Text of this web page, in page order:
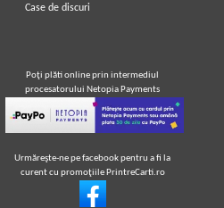
Case de discuri
Poţi plăti online prin intermediul
procesatorului Netopia Payments
Urmăreşte-ne pe facebook pentru a fi la
curent cu promoţiile PrintreCarti.ro